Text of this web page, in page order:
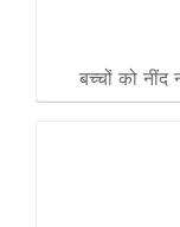
बच्चों को